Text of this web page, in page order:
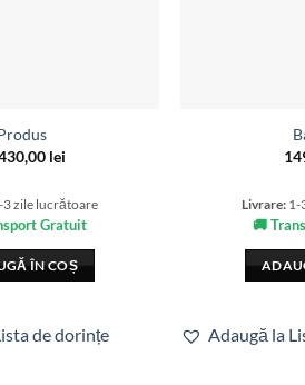
lei
3 zile lucrătoare
Gratuit
ÎN COȘ
de dorințe
Livrare:1-
🚚
Adaugă la